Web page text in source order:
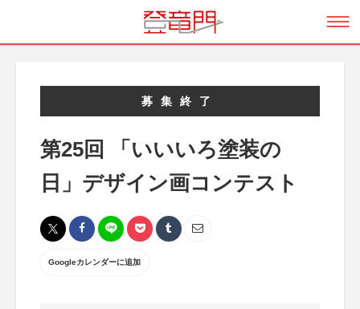
募集終了
第25回 「いいいろ塗装の
日」デザイン画コンテスト
Googleカレンダーに追加